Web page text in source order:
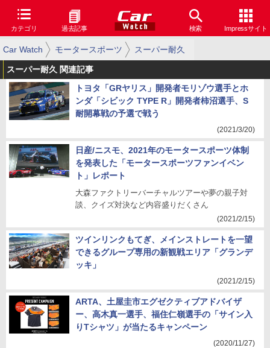
カテゴリ 過去記事 検索 Impressサイト
Car Watch モータースポーツ スーパー耐久
スーパー耐久 関連記事
トヨタ「GRヤリス」開発者モリゾウ選手とホ
ンダ「シビック TYPE R」開発者柿沼選手、S
耐開幕戦の予選で戦う
(2021/3/20)
日産/ニスモ、2021年のモータースポーツ体制
を発表した「モータースポーツファンイベン
ト」レポート
大森ファクトリーバーチャルツアーや夢の親子対
談、クイズ対決など内容盛りだくさん
(2021/2/15)
ツインリンクもてぎ、メインストレートを一望
できるグループ専用の新観戦エリア「グランデ
ッキ」
(2021/2/15)
ARTA、土屋圭市エグゼクティブアドバイザ
ー、高木真一選手、福住仁嶺選手の「サイン入
りTシャツ」が当たるキャンペーン
(2020/11/27)